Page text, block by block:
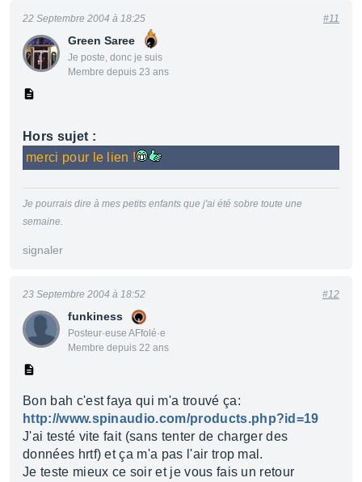
Green Saree
Je poste, donc je suis
Membre depuis 23 ans
22 Septembre 2004 à 18:25 #11
Hors sujet :
merci pour le lien !
Je pourrais dire à mes petits enfants que j'ai été sobre toute une
semaine.
signaler
funkiness
Posteur·euse AFfolé·e
Membre depuis 22 ans
23 Septembre 2004 à 18:52 #12
Bon bah c'est faya qui m'a trouvé ça:
http://www.spinaudio.com/products.php?id=19
J'ai testé vite fait (sans tenter de charger des
données hrtf) et ça m'a pas l'air trop mal.
Je teste mieux ce soir et je vous fais un retour